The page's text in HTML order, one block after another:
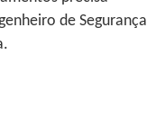
de Segurança